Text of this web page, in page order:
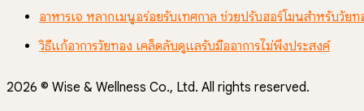
อาหารเจ หลากเมนูอร่อยรับเทศกาล ช่วยปรับฮอร์โมนสำหรับวัยท
วิธีแก้อาการวัยทอง เคล็ดลับดูแลรับมืออาการไม่พึงประสงค์
2026 © Wise & Wellness Co., Ltd. All rights reserved.